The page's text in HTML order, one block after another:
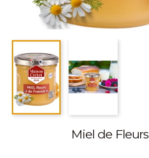
Miel de Fleurs